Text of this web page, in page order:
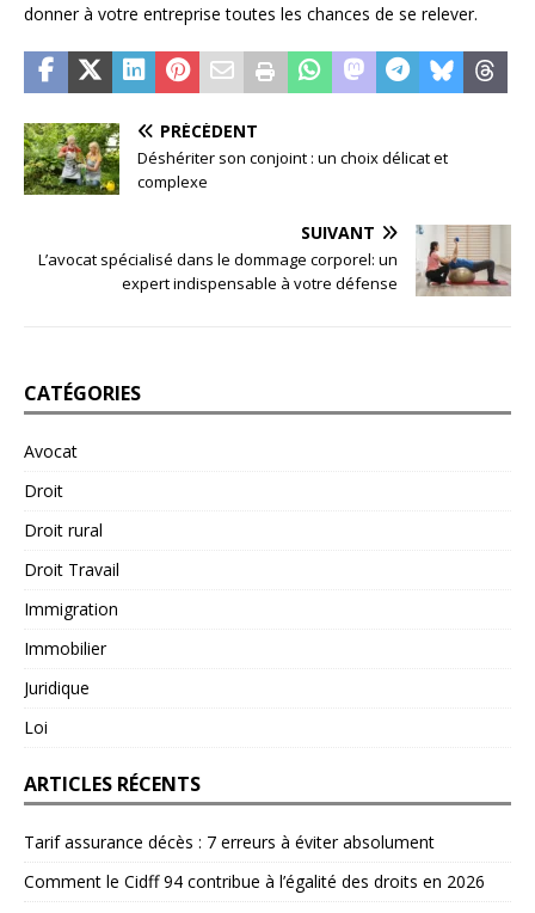
donner à votre entreprise toutes les chances de se relever.
PRÉCÉDENT
Déshériter son conjoint : un choix délicat et
complexe
SUIVANT
L’avocat spécialisé dans le dommage corporel: un
expert indispensable à votre défense
CATÉGORIES
Avocat
Droit
Droit rural
Droit Travail
Immigration
Immobilier
Juridique
Loi
ARTICLES RÉCENTS
Tarif assurance décès : 7 erreurs à éviter absolument
Comment le Cidff 94 contribue à l’égalité des droits en 2026